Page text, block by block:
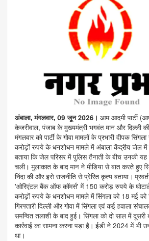
अंबाला, मंगलवार, 09 जून 2026। आम आदमी पार्टी
केजरीवाल, पंजाब के मुख्यमंत्री भगवंत मान और दिल्ली
मंगलवार को पार्टी के गोवा मामलों के प्रभारी दीपक
करोड़ों रुपये के धनशोधन मामले में अंबाला केंद्रीय जेल
बताया कि जेल परिसर में पुलिस तैनाती के बीच उनकी
चली। मुलाकात के बाद मान ने मीडिया से बात करते हुए
निंदा की और इसे राजनीति से प्रेरित कृत्य बताया।
'ओरिएंटल बैंक ऑफ कॉमर्स' में 150 करोड़ रुपये के
करोड़ों रुपये के धनशोधन मामले में सिंगला को 18 मई को
गिरफ्तारी दिल्ली और गोवा में सिंगला एवं कई हवाला
समन्वित तलाशी के बाद हुई। सिंगला को दो साल में दूसरी
कार्रवाई का सामना करना पड़ा है। ईडी ने 2024 में भी
था।